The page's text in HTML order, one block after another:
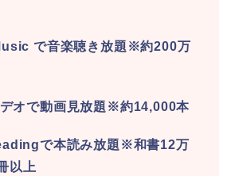
で音楽聴き放題※約200万
オで動画見放題※約14,000本
で本読み放題※和書12万
以上